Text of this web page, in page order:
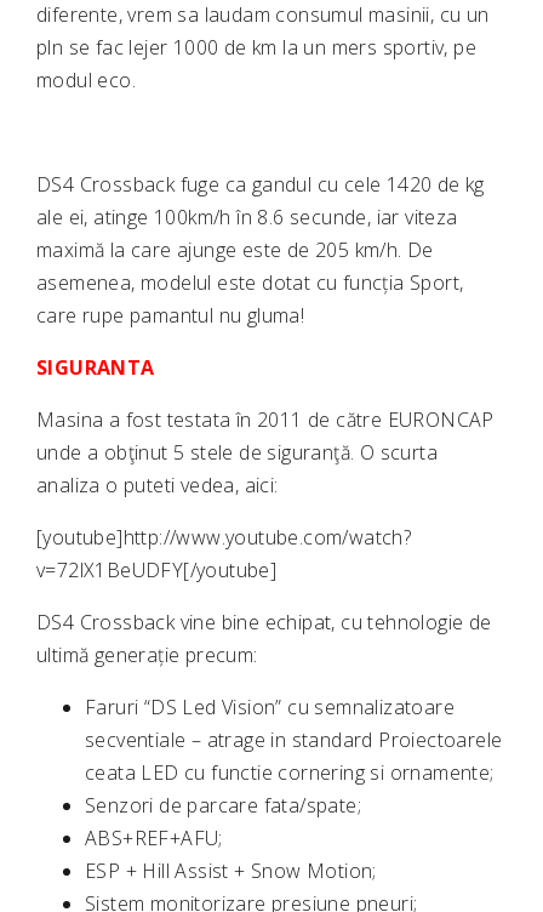
diferente, vrem sa laudam consumul masinii, cu un
pln se fac lejer 1000 de km la un mers sportiv, pe
modul eco.
DS4 Crossback fuge ca gandul cu cele 1420 de kg
ale ei, atinge 100km/h în 8.6 secunde, iar viteza
maximă la care ajunge este de 205 km/h. De
asemenea, modelul este dotat cu funcția Sport,
care rupe pamantul nu gluma!
SIGURANTA
Masina a fost testata în 2011 de către EURONCAP
unde a obţinut 5 stele de siguranţă. O scurta
analiza o puteti vedea, aici:
[youtube]http://www.youtube.com/watch?
v=72lX1BeUDFY[/youtube]
DS4 Crossback vine bine echipat, cu tehnologie de
ultimă generație precum:
Faruri “DS Led Vision” cu semnalizatoare
secventiale – atrage in standard Proiectoarele
ceata LED cu functie cornering si ornamente;
Senzori de parcare fata/spate;
ABS+REF+AFU;
ESP + Hill Assist + Snow Motion;
Sistem monitorizare presiune pneuri;